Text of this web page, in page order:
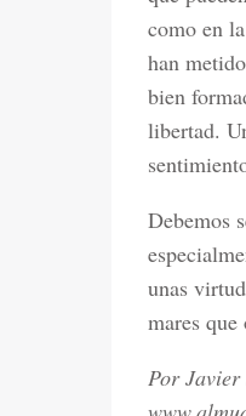
como en
han
bien
libertad.
Debemos
unas
mares
Por Javier